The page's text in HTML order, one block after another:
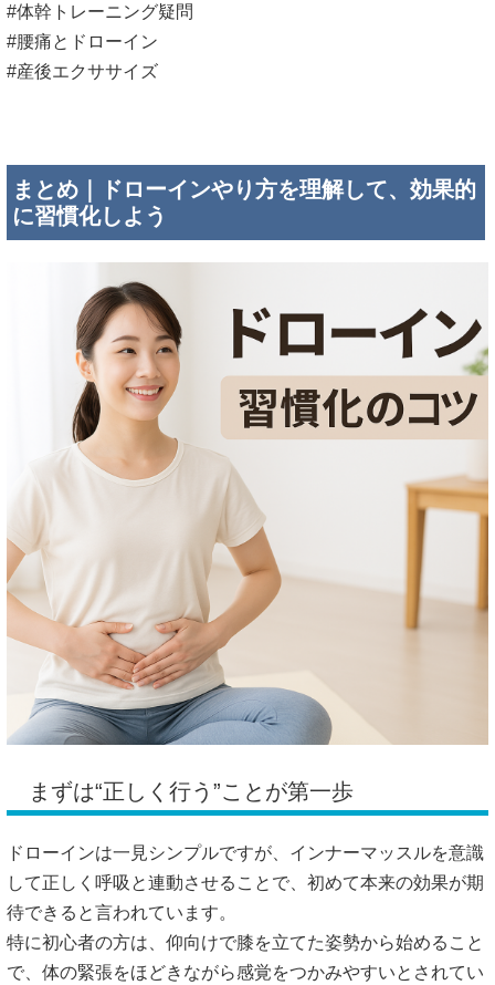
#体幹トレーニング疑問
#腰痛とドローイン
#産後エクササイズ
まとめ｜ドローインやり方を理解して、効果的
に習慣化しよう
まずは“正しく行う”ことが第一歩
ドローインは一見シンプルですが、インナーマッスルを意識
して正しく呼吸と連動させることで、初めて本来の効果が期
待できると言われています。
特に初心者の方は、仰向けで膝を立てた姿勢から始めること
で、体の緊張をほどきながら感覚をつかみやすいとされてい